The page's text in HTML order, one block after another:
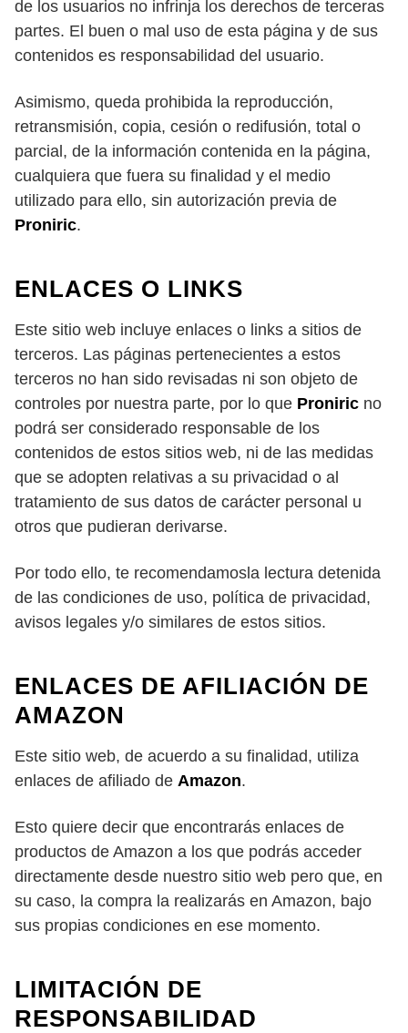
de los usuarios no infrinja los derechos de terceras
partes. El buen o mal uso de esta página y de sus
contenidos es responsabilidad del usuario.
Asimismo, queda prohibida la reproducción,
retransmisión, copia, cesión o redifusión, total o
parcial, de la información contenida en la página,
cualquiera que fuera su finalidad y el medio
utilizado para ello, sin autorización previa de
Proniric.
ENLACES O LINKS
Este sitio web incluye enlaces o links a sitios de
terceros. Las páginas pertenecientes a estos
terceros no han sido revisadas ni son objeto de
controles por nuestra parte, por lo que Proniric no
podrá ser considerado responsable de los
contenidos de estos sitios web, ni de las medidas
que se adopten relativas a su privacidad o al
tratamiento de sus datos de carácter personal u
otros que pudieran derivarse.
Por todo ello, te recomendamosla lectura detenida
de las condiciones de uso, política de privacidad,
avisos legales y/o similares de estos sitios.
ENLACES DE AFILIACIÓN DE
AMAZON
Este sitio web, de acuerdo a su finalidad, utiliza
enlaces de afiliado de Amazon.
Esto quiere decir que encontrarás enlaces de
productos de Amazon a los que podrás acceder
directamente desde nuestro sitio web pero que, en
su caso, la compra la realizarás en Amazon, bajo
sus propias condiciones en ese momento.
LIMITACIÓN DE
RESPONSABILIDAD